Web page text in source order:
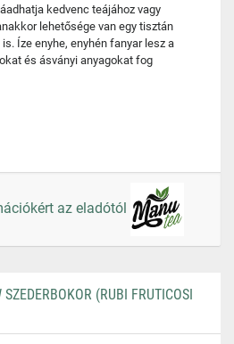
kedvenc teájához vagy
lehetősége van egy tisztán
Íze enyhe, enyhén fanyar lesz a
és ásványi anyagokat fog
az eladótól
(RUBI FRUTICOSI